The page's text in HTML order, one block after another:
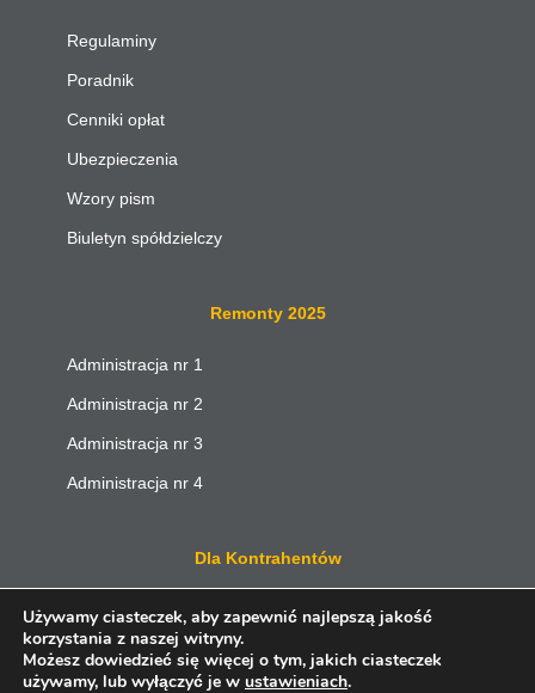
Regulaminy
Poradnik
Cenniki opłat
Ubezpieczenia
Wzory pism
Biuletyn spółdzielczy
Remonty 2025
Administracja nr 1
Administracja nr 2
Administracja nr 3
Administracja nr 4
Dla Kontrahentów
Przetargi
Wolne lokale
Używamy ciasteczek, aby zapewnić najlepszą jakość
korzystania z naszej witryny.
Możesz dowiedzieć się więcej o tym, jakich ciasteczek
używamy, lub wyłączyć je w ustawieniach.